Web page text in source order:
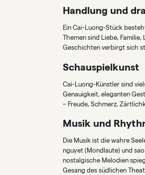
Handlung und
Ein Cai-Luong-Stück
Themen sind Liebe,
Geschichten verbirgt sich
Schauspielkunst
Cai-Luong-Künstler sind
Genauigkeit, eleganten
– Freude, Schmerz,
Musik und
Die Musik ist die wahre
nguyet (Mondlaute) und
nostalgische Melodien
Gesang des südlichen